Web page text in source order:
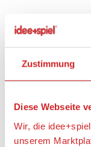
Zustimmung
Diese Webseite
Wir, die
unserem
Artikeldetails
DEPESCHE
weicher,
Gesicht
Größe: